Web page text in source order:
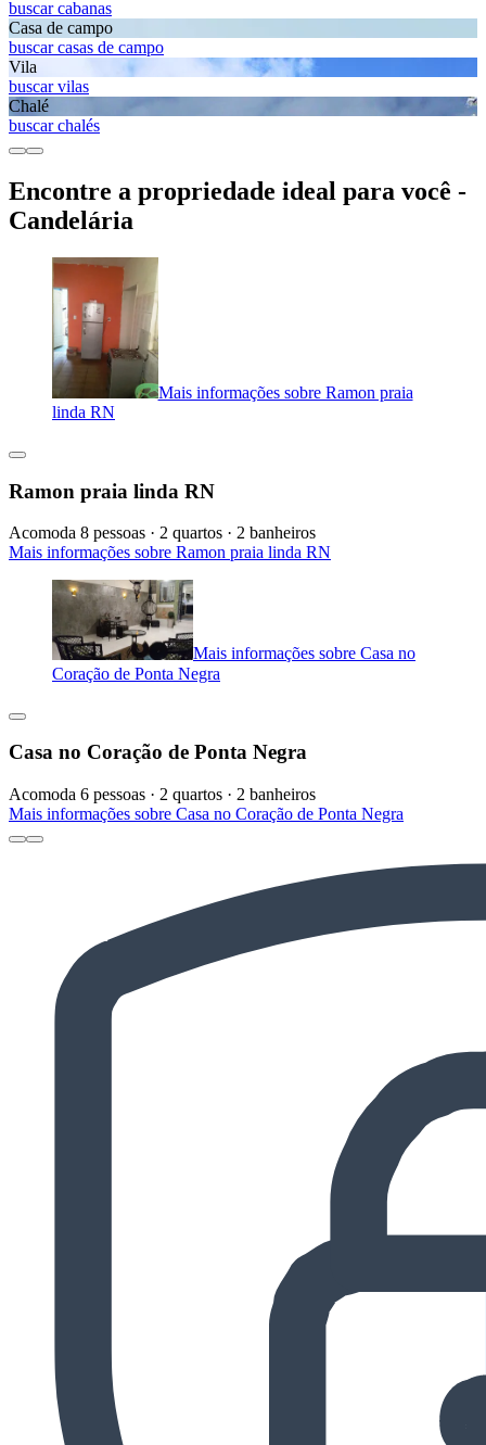
buscar cabanas
Casa de campo
buscar casas de campo
Vila
buscar vilas
Chalé
buscar chalés
Encontre a propriedade ideal para você -
Candelária
Mais informações sobre Ramon praia
linda RN
Ramon praia linda RN
Acomoda 8 pessoas · 2 quartos · 2 banheiros
Mais informações sobre Ramon praia linda RN
Mais informações sobre Casa no
Coração de Ponta Negra
Casa no Coração de Ponta Negra
Acomoda 6 pessoas · 2 quartos · 2 banheiros
Mais informações sobre Casa no Coração de Ponta Negra